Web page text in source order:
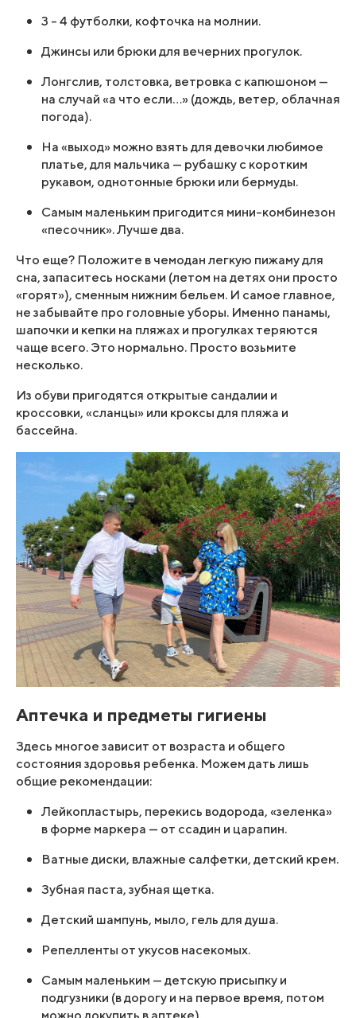
3 – 4 футболки, кофточка на молнии.
Джинсы или брюки для вечерних прогулок.
Лонгслив, толстовка, ветровка с капюшоном —
на случай «а что если…» (дождь, ветер, облачная
погода).
На «выход» можно взять для девочки любимое
платье, для мальчика — рубашку с коротким
рукавом, однотонные брюки или бермуды.
Самым маленьким пригодится мини-комбинезон
«песочник». Лучше два.
Что еще? Положите в чемодан легкую пижаму для
сна, запаситесь носками (летом на детях они просто
«горят»), сменным нижним бельем. И самое главное,
не забывайте про головные уборы. Именно панамы,
шапочки и кепки на пляжах и прогулках теряются
чаще всего. Это нормально. Просто возьмите
несколько.
Из обуви пригодятся открытые сандалии и
кроссовки, «сланцы» или кроксы для пляжа и
бассейна.
Аптечка и предметы гигиены
Здесь многое зависит от возраста и общего
состояния здоровья ребенка. Можем дать лишь
общие рекомендации:
Лейкопластырь, перекись водорода, «зеленка»
в форме маркера — от ссадин и царапин.
Ватные диски, влажные салфетки, детский крем.
Зубная паста, зубная щетка.
Детский шампунь, мыло, гель для душа.
Репелленты от укусов насекомых.
Самым маленьким — детскую присыпку и
подгузники (в дорогу и на первое время, потом